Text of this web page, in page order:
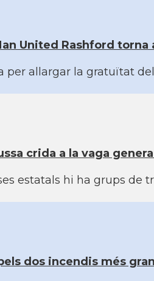
United Rashford
per allargar la gratuïtat
crida a la vaga
estatals hi ha grups de
dos incendis més